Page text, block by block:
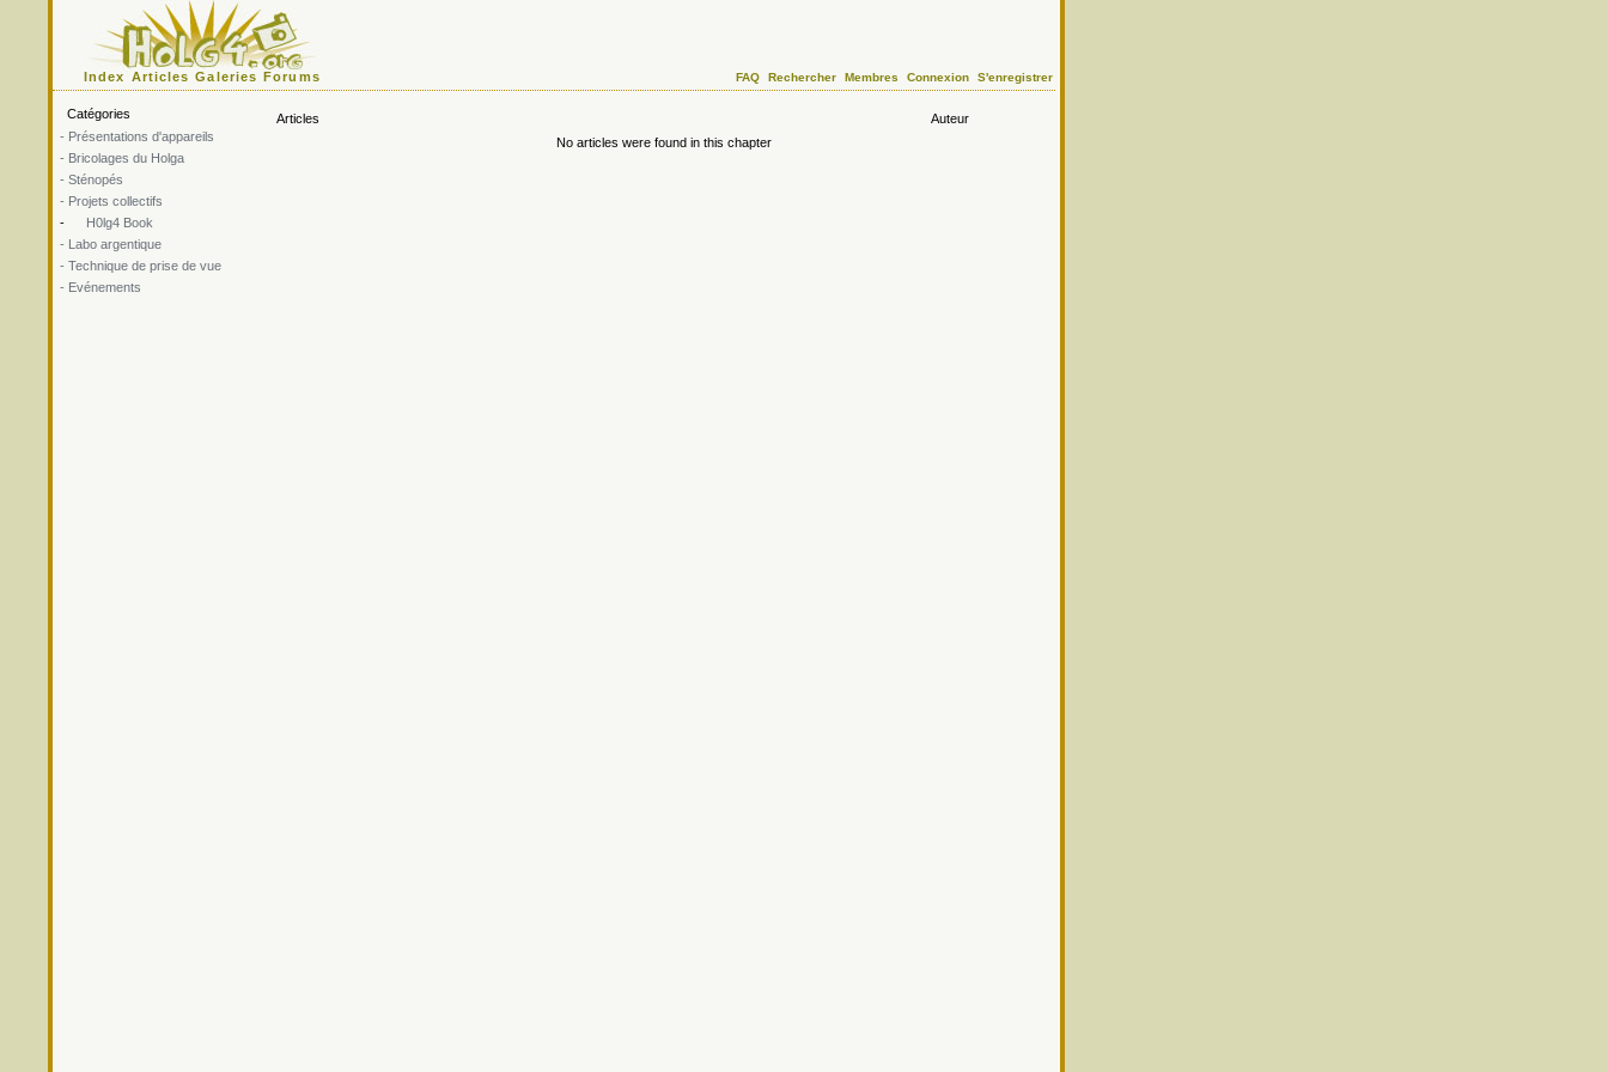
Index Articles Galeries Forums FAQ Rechercher Membres Connexion S'enregistrer
Catégories
- Présentations d'appareils
- Bricolages du Holga
- Sténopés
- Projets collectifs
-
H0lg4 Book
- Labo argentique
- Technique de prise de vue
- Evénements
Articles
Auteur
No articles were found in this chapter